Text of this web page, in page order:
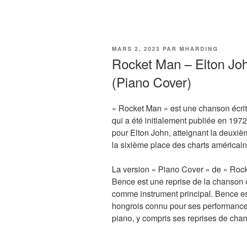
PUBLIÉ
MARS 2, 2023 PAR MHARDING
Rocket Man – Elton
(Piano Cover)
« Rocket Man » est une chanson
qui a été initialement publiée en
pour Elton John, atteignant la
la sixième place des charts
La version « Piano Cover » de «
Bence est une reprise de la
comme instrument principal. Bence
hongrois connu pour ses
piano, y compris ses reprises de